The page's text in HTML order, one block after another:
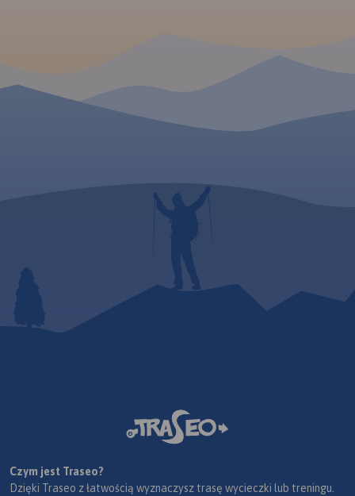
Czym jest Traseo?
Dzięki Traseo z łatwością wyznaczysz trasę wycieczki lub treningu.